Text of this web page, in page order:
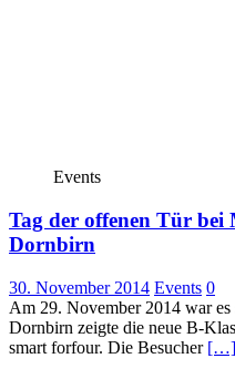
Events
Tag der offenen Tür bei
Dornbirn
30. November 2014 Events 0
Am 29. November 2014 war
Dornbirn zeigte die neue B-
smart forfour. Die Besucher […]